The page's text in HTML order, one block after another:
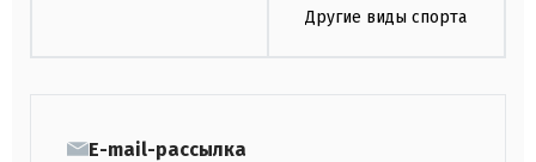
Другие виды спорта
E-mail-рассылка